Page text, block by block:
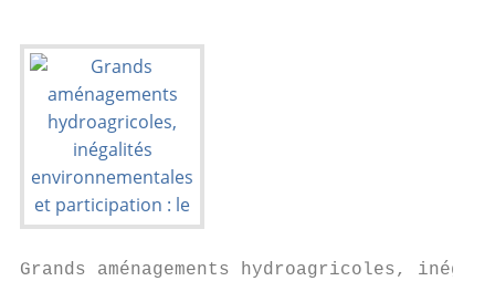
Grands aménagements hydroagricoles,